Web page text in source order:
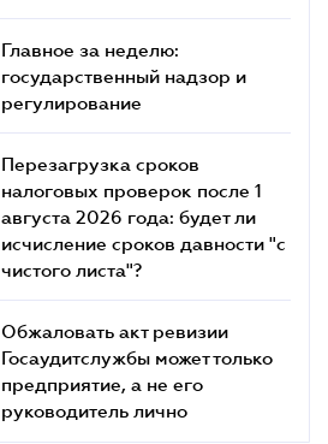
Главное за неделю:
государственный надзор и
регулирование
Перезагрузка сроков
налоговых проверок после 1
августа 2026 года: будет ли
исчисление сроков давности "с
чистого листа"?
Обжаловать акт ревизии
Госаудитслужбы может только
предприятие, а не его
руководитель лично